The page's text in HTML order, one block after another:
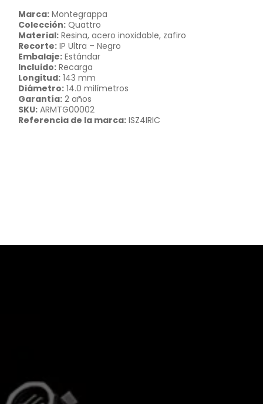
Marca: Montegrappa
Colección: Quattro
Material: Resina, acero inoxidable, zafiro
Recorte: IP Ultra – Negro
Embalaje: Estándar
Incluido: Recarga
Longitud: 143 mm
Diámetro: 14.0 milímetros
Garantía: 2 años
SKU: ARMTG00002
Referencia de la marca: ISZ4IRIC